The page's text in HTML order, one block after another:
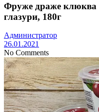
Фруже драже клюква
глазури, 180г
Администратор
26.01.2021
No Comments